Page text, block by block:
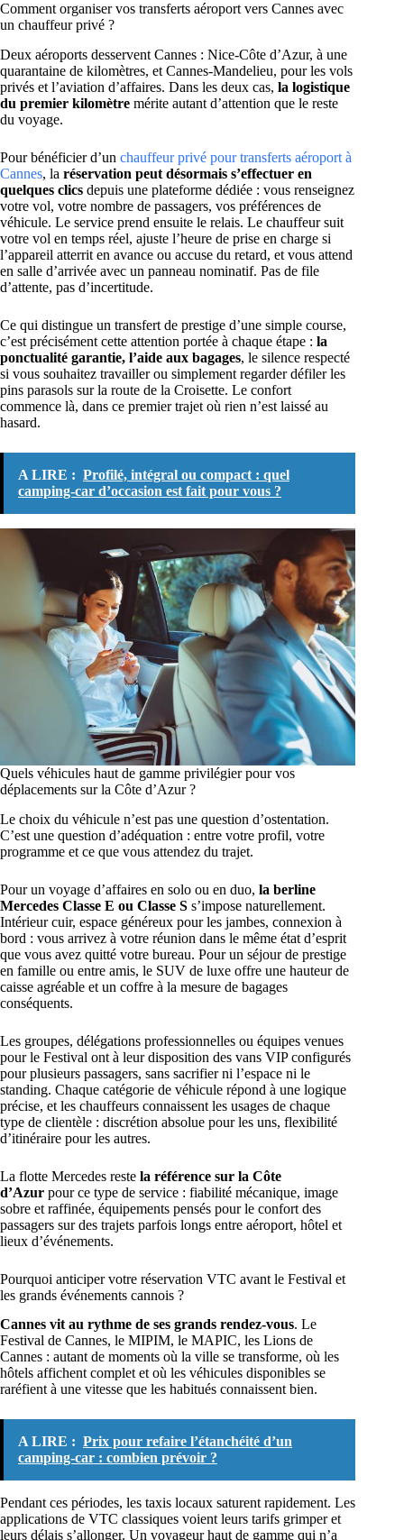
Comment organiser vos transferts aéroport vers Cannes avec
un chauffeur privé ?
Deux aéroports desservent Cannes : Nice-Côte d’Azur, à une
quarantaine de kilomètres, et Cannes-Mandelieu, pour les vols
privés et l’aviation d’affaires. Dans les deux cas, la logistique
du premier kilomètre mérite autant d’attention que le reste
du voyage.
Pour bénéficier d’un chauffeur privé pour transferts aéroport à
Cannes, la réservation peut désormais s’effectuer en
quelques clics depuis une plateforme dédiée : vous renseignez
votre vol, votre nombre de passagers, vos préférences de
véhicule. Le service prend ensuite le relais. Le chauffeur suit
votre vol en temps réel, ajuste l’heure de prise en charge si
l’appareil atterrit en avance ou accuse du retard, et vous attend
en salle d’arrivée avec un panneau nominatif. Pas de file
d’attente, pas d’incertitude.
Ce qui distingue un transfert de prestige d’une simple course,
c’est précisément cette attention portée à chaque étape : la
ponctualité garantie, l’aide aux bagages, le silence respecté
si vous souhaitez travailler ou simplement regarder défiler les
pins parasols sur la route de la Croisette. Le confort
commence là, dans ce premier trajet où rien n’est laissé au
hasard.
A LIRE : Profilé, intégral ou compact : quel
camping-car d’occasion est fait pour vous ?
Quels véhicules haut de gamme privilégier pour vos
déplacements sur la Côte d’Azur ?
Le choix du véhicule n’est pas une question d’ostentation.
C’est une question d’adéquation : entre votre profil, votre
programme et ce que vous attendez du trajet.
Pour un voyage d’affaires en solo ou en duo, la berline
Mercedes Classe E ou Classe S s’impose naturellement.
Intérieur cuir, espace généreux pour les jambes, connexion à
bord : vous arrivez à votre réunion dans le même état d’esprit
que vous avez quitté votre bureau. Pour un séjour de prestige
en famille ou entre amis, le SUV de luxe offre une hauteur de
caisse agréable et un coffre à la mesure de bagages
conséquents.
Les groupes, délégations professionnelles ou équipes venues
pour le Festival ont à leur disposition des vans VIP configurés
pour plusieurs passagers, sans sacrifier ni l’espace ni le
standing. Chaque catégorie de véhicule répond à une logique
précise, et les chauffeurs connaissent les usages de chaque
type de clientèle : discrétion absolue pour les uns, flexibilité
d’itinéraire pour les autres.
La flotte Mercedes reste la référence sur la Côte
d’Azur pour ce type de service : fiabilité mécanique, image
sobre et raffinée, équipements pensés pour le confort des
passagers sur des trajets parfois longs entre aéroport, hôtel et
lieux d’événements.
Pourquoi anticiper votre réservation VTC avant le Festival et
les grands événements cannois ?
Cannes vit au rythme de ses grands rendez-vous. Le
Festival de Cannes, le MIPIM, le MAPIC, les Lions de
Cannes : autant de moments où la ville se transforme, où les
hôtels affichent complet et où les véhicules disponibles se
raréfient à une vitesse que les habitués connaissent bien.
A LIRE : Prix pour refaire l’étanchéité d’un
camping-car : combien prévoir ?
Pendant ces périodes, les taxis locaux saturent rapidement. Les
applications de VTC classiques voient leurs tarifs grimper et
leurs délais s’allonger. Un voyageur haut de gamme qui n’a